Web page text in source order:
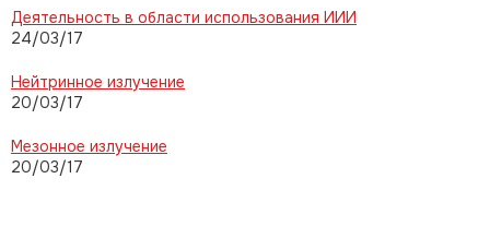
Деятельность в области использования ИИИ
24/03/17
Нейтринное излучение
20/03/17
Мезонное излучение
20/03/17